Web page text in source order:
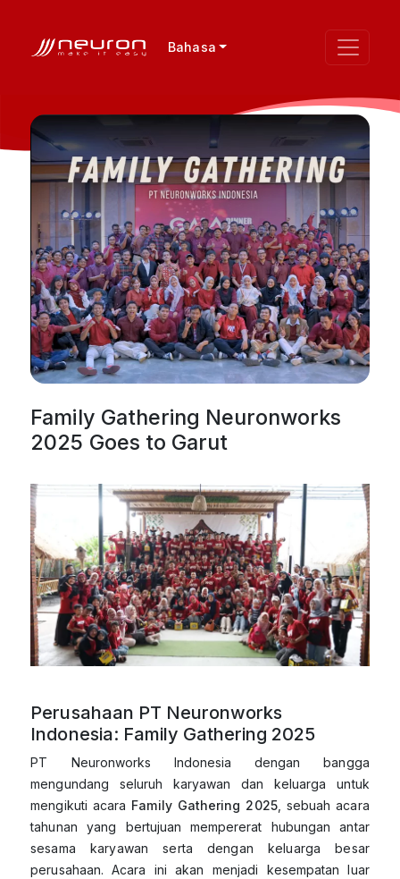
Bahasa
Family Gathering Neuronworks
2025 Goes to Garut
Perusahaan PT Neuronworks
Indonesia: Family Gathering 2025
PT Neuronworks Indonesia dengan bangga
mengundang seluruh karyawan dan keluarga untuk
mengikuti acara Family Gathering 2025, sebuah acara
tahunan yang bertujuan mempererat hubungan antar
sesama karyawan serta dengan keluarga besar
perusahaan. Acara ini akan menjadi kesempatan luar